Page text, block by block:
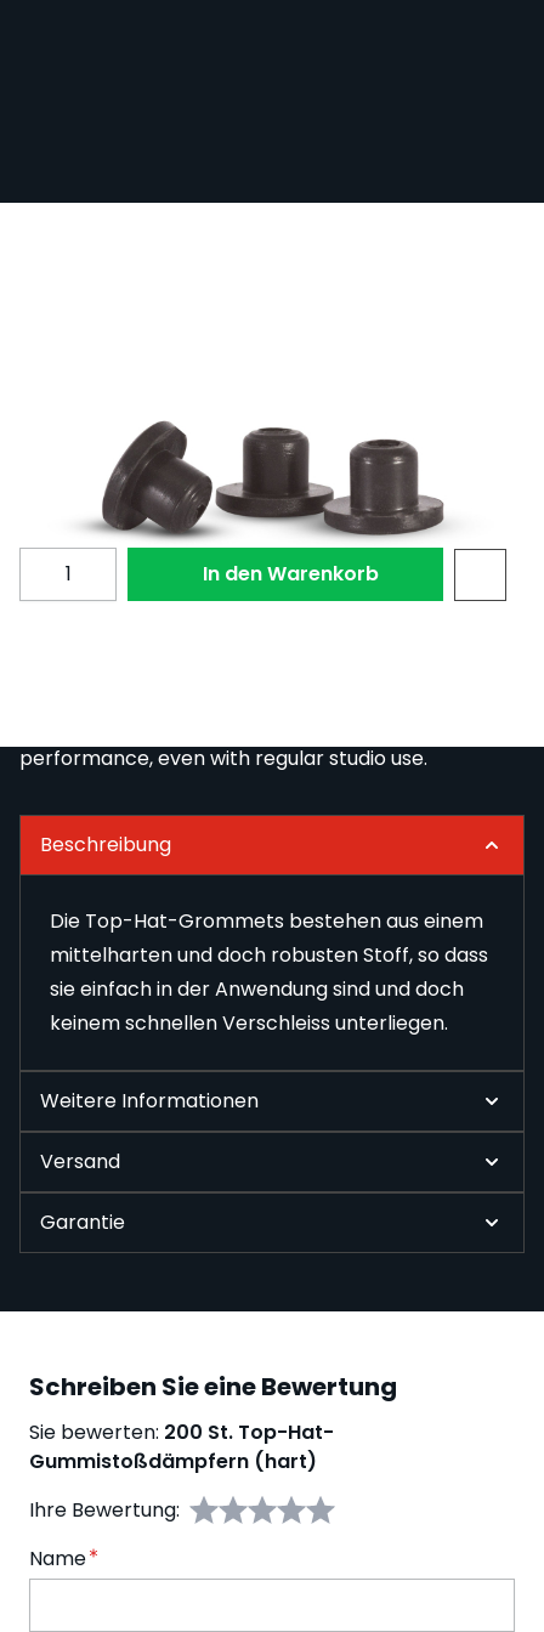
GROM200-TOPHAT
6,89 €
Menge In den Warenkorb
performance, even with regular studio use.
Beschreibung
Die Top-Hat-Grommets bestehen aus einem
mittelharten und doch robusten Stoff, so dass
sie einfach in der Anwendung sind und doch
keinem schnellen Verschleiss unterliegen.
Weitere Informationen
Versand
Garantie
Schreiben Sie eine Bewertung
Sie bewerten: 200 St. Top-Hat-
Gummistoßdämpfern (hart)
Ihre Bewertung:
Name